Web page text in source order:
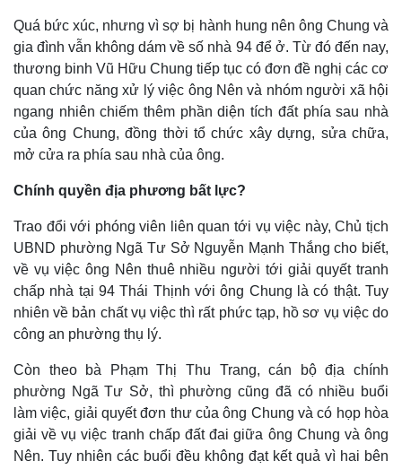
Quá bức xúc, nhưng vì sợ bị hành hung nên ông Chung và
gia đình vẫn không dám về số nhà 94 để ở. Từ đó đến nay,
thương binh Vũ Hữu Chung tiếp tục có đơn đề nghị các cơ
quan chức năng xử lý việc ông Nên và nhóm người xã hội
ngang nhiên chiếm thêm phần diện tích đất phía sau nhà
của ông Chung, đồng thời tổ chức xây dựng, sửa chữa,
mở cửa ra phía sau nhà của ông.
Chính quyền địa phương bất lực?
Trao đổi với phóng viên liên quan tới vụ việc này, Chủ tịch
UBND phường Ngã Tư Sở Nguyễn Mạnh Thắng cho biết,
về vụ việc ông Nên thuê nhiều người tới giải quyết tranh
chấp nhà tại 94 Thái Thịnh với ông Chung là có thật. Tuy
nhiên về bản chất vụ việc thì rất phức tạp, hồ sơ vụ việc do
công an phường thụ lý.
Còn theo bà Phạm Thị Thu Trang, cán bộ địa chính
phường Ngã Tư Sở, thì phường cũng đã có nhiều buổi
làm việc, giải quyết đơn thư của ông Chung và có họp hòa
giải về vụ việc tranh chấp đất đai giữa ông Chung và ông
Nên. Tuy nhiên các buổi đều không đạt kết quả vì hai bên